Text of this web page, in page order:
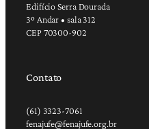
Edifício Serra Dourada
3º Andar • sala 312
CEP 70300-902
Contato
(61) 3323-7061
fenajufe@fenajufe.org.br